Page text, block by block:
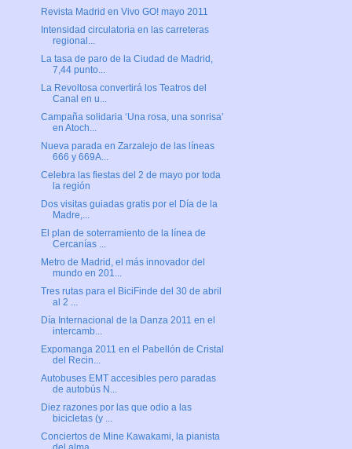
Revista Madrid en Vivo GO! mayo 2011
Intensidad circulatoria en las carreteras
regional...
La tasa de paro de la Ciudad de Madrid,
7,44 punto...
La Revoltosa convertirá los Teatros del
Canal en u...
Campaña solidaria ‘Una rosa, una sonrisa’
en Atoch...
Nueva parada en Zarzalejo de las líneas
666 y 669A...
Celebra las fiestas del 2 de mayo por toda
la región
Dos visitas guiadas gratis por el Día de la
Madre,...
El plan de soterramiento de la línea de
Cercanías ...
Metro de Madrid, el más innovador del
mundo en 201...
Tres rutas para el BiciFinde del 30 de abril
al 2 ...
Día Internacional de la Danza 2011 en el
intercamb...
Expomanga 2011 en el Pabellón de Cristal
del Recin...
Autobuses EMT accesibles pero paradas
de autobús N...
Diez razones por las que odio a las
bicicletas (y ...
Conciertos de Mine Kawakami, la pianista